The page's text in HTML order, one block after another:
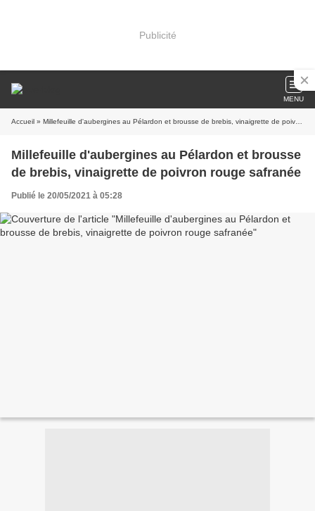
Publicité
MENU
Accueil » Millefeuille d'aubergines au Pélardon et brousse de brebis, vinaigrette de poivron rouge safranée
Millefeuille d'aubergines au Pélardon et brousse
de brebis, vinaigrette de poivron rouge safranée
Publié le 20/05/2021 à 05:28